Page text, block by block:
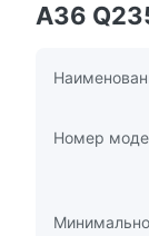
A36
Номер